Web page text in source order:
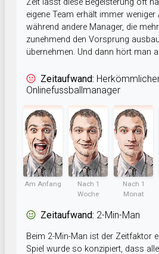
Zeit lässt diese Begeisterung oft
eigene Team erhält immer
während andere Manager, die
zunehmend den Vorsprung
übernehmen. Und dann hört man
Zeitaufwand:
Onlinefussballmanager
Am Anfang
Nach 1
Woche
Nach 1
Monat
Zeitaufwand: 2-Min-Man
Beim 2-Min-Man ist der Zeitfaktor
Spiel wurde so konzipiert, dass